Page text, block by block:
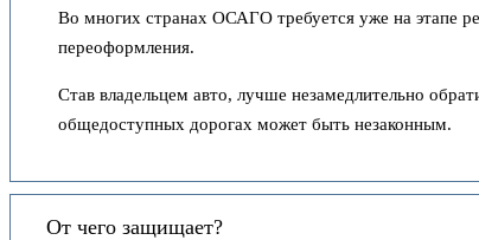
Во многих странах ОСАГО требуется уже на этапе
переоформления.
Став владельцем авто, лучше незамедлительно
общедоступных дорогах может быть незаконным.
От чего защищает?